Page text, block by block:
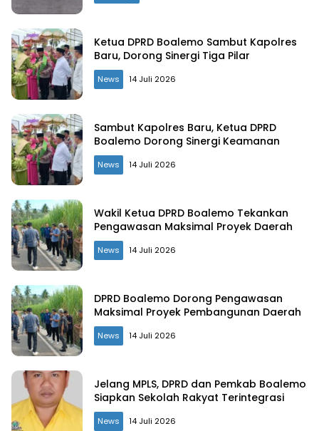
Ketua DPRD Boalemo Sambut Kapolres
Baru, Dorong Sinergi Tiga Pilar
News 14 Juli 2026
Sambut Kapolres Baru, Ketua DPRD
Boalemo Dorong Sinergi Keamanan
News 14 Juli 2026
Wakil Ketua DPRD Boalemo Tekankan
Pengawasan Maksimal Proyek Daerah
News 14 Juli 2026
DPRD Boalemo Dorong Pengawasan
Maksimal Proyek Pembangunan Daerah
News 14 Juli 2026
Jelang MPLS, DPRD dan Pemkab Boalemo
Siapkan Sekolah Rakyat Terintegrasi
News 14 Juli 2026